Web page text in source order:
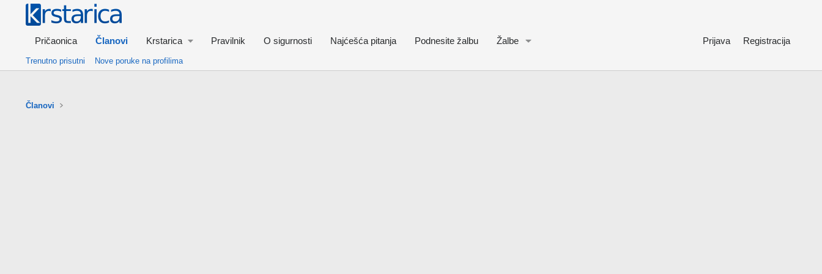
Pričaonica Članovi Krstarica Pravilnik O sigurnosti Najćešća pitanja Podnesite žalbu Žalbe Prijava Registracija
Trenutno prisutni Nove poruke na profilima
Članovi